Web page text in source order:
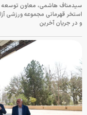
سیدمناف هاشمی، معاون توسعه
استخر قهرمانی مجموعه ورزشی
و در جریان آخرین